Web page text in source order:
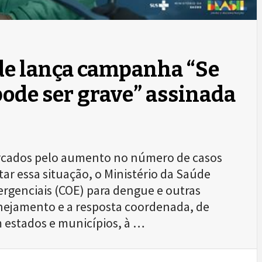
lança campanha “Se
ser grave” assinada
pelo aumento no número de casos
essa situação, o Ministério da Saúde
(COE) para dengue e outras
e a resposta coordenada, de
e municípios, à …